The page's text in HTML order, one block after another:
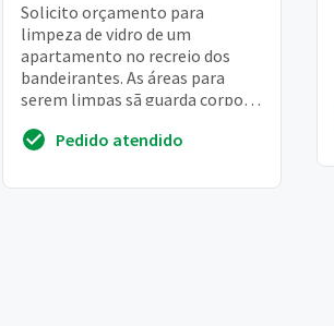
Solicito orçamento para
limpeza de vidro de um
apartamento no recreio dos
bandeirantes. As áreas para
serem limpas sã guarda corpo e
de vidro da sala e ...
Pedido atendido